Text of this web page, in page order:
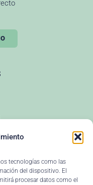
tecnologías como las
del dispositivo. El
procesar datos como el